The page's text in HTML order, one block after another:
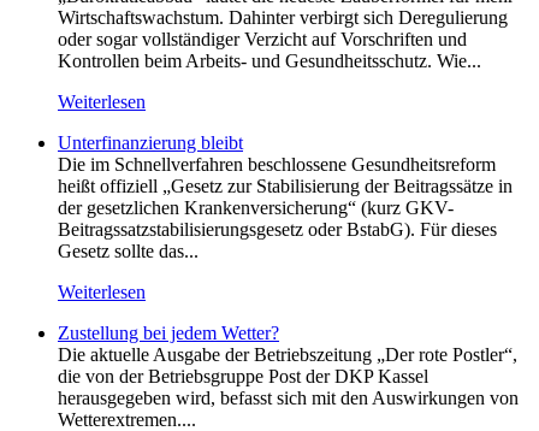
Wirtschaftswachstum. Dahinter verbirgt sich Deregulierung
oder sogar vollständiger Verzicht auf Vorschriften und
Kontrollen beim Arbeits- und Gesundheitsschutz. Wie...
Weiterlesen
Unterfinanzierung bleibt
Die im Schnellverfahren beschlossene Gesundheitsreform
heißt offiziell „Gesetz zur Stabilisierung der Beitragssätze in
der gesetzlichen Krankenversicherung“ (kurz GKV-
Beitragssatzstabilisierungsgesetz oder BstabG). Für dieses
Gesetz sollte das...
Weiterlesen
Zustellung bei jedem Wetter?
Die aktuelle Ausgabe der Betriebszeitung „Der rote Postler“,
die von der Betriebsgruppe Post der DKP Kassel
herausgegeben wird, befasst sich mit den Auswirkungen von
Wetterextremen....